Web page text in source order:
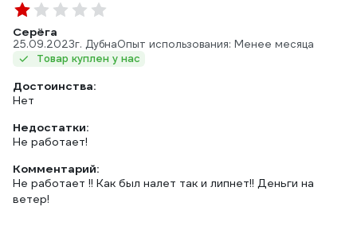
Серёга
25.09.2023г. ДубнаОпыт использования: Менее месяца
Товар куплен у нас
Достоинства:
Нет
Недостатки:
Не работает!
Комментарий:
Не работает !! Как был налет так и липнет!! Деньги на
ветер!